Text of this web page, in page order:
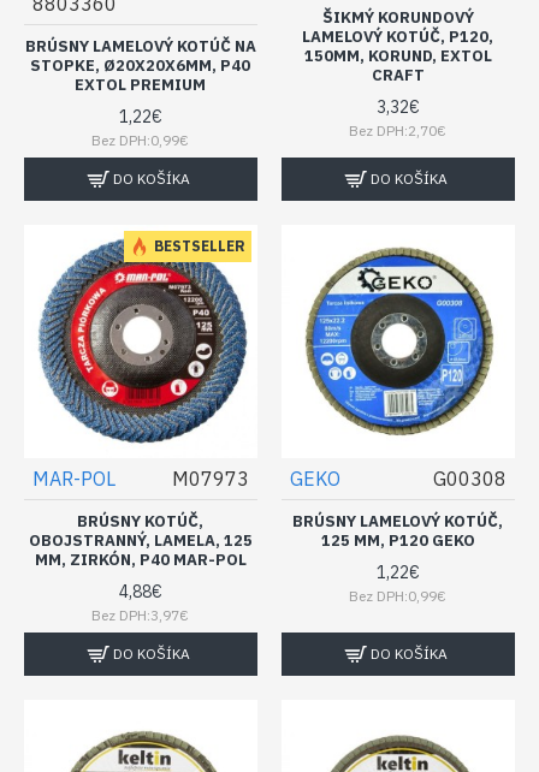
BRÚSNY LAMELOVÝ KOTÚČ NA
STOPKE, Ø20X20X6MM, P40
EXTOL PREMIUM
1,22€
Bez DPH:0,99€
DO KOŠÍKA
ŠIKMÝ KORUNDOVÝ
LAMELOVÝ KOTÚČ, P120,
150MM, KORUND, EXTOL
CRAFT
3,32€
Bez DPH:2,70€
DO KOŠÍKA
BESTSELLER
MAR-POL M07973
BRÚSNY KOTÚČ,
OBOJSTRANNÝ, LAMELA, 125
MM, ZIRKÓN, P40 MAR-POL
4,88€
Bez DPH:3,97€
DO KOŠÍKA
GEKO G00308
BRÚSNY LAMELOVÝ KOTÚČ,
125 MM, P120 GEKO
1,22€
Bez DPH:0,99€
DO KOŠÍKA